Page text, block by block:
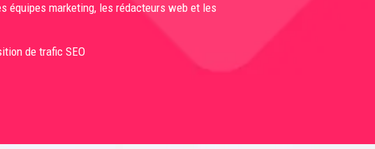
équipes marketing, les rédacteurs web et les
de trafic SEO